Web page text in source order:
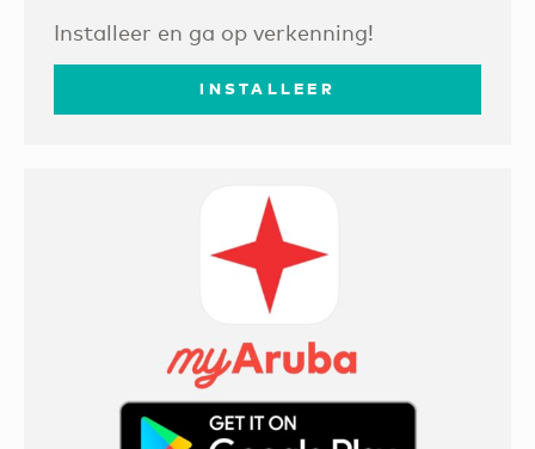
Installeer en ga op verkenning!
INSTALLEER